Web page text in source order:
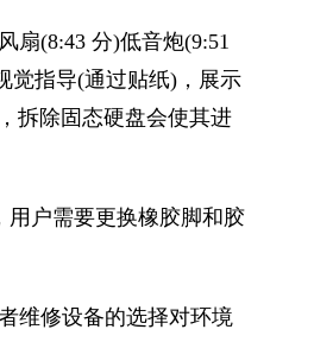
扇(8:43 分)低音炮(9:51
觉指导(通过贴纸)，展示
拆除固态硬盘会使其进
用户需要更换橡胶脚和胶
维修设备的选择对环境